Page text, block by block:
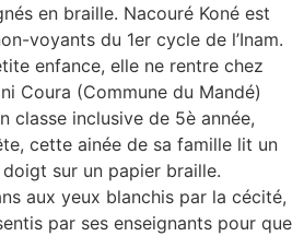
en braille. Nacouré Koné est
voyants du 1er cycle de l’Inam.
enfance, elle ne rentre chez
Coura (Commune du Mandé)
classe inclusive de 5è année,
cette ainée de sa famille lit un
sur un papier braille.
aux yeux blanchis par la cécité,
par ses enseignants pour que